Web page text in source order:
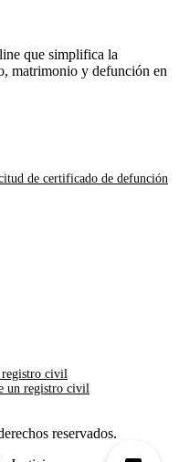
que simplifica la
matrimonio y defunción en
de certificado de defunción
registro civil
un registro civil
reservados.